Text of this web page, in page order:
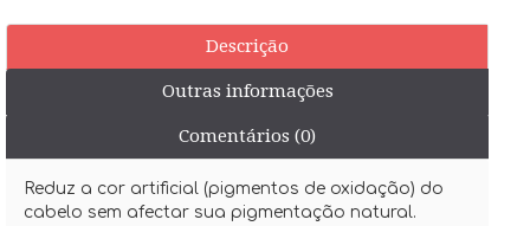
Descrição
Outras informações
Comentários (0)
Reduz a cor artificial (pigmentos de oxidação) do
cabelo sem afectar sua pigmentação natural.